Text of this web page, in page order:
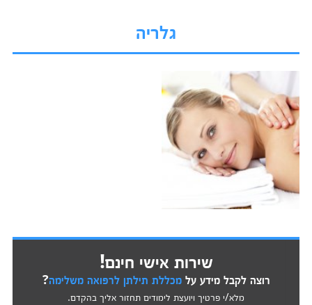
גלריה
שירות אישי חינם!
רוצה לקבל מידע עלמכללת תילתן לרפואה משלימה?
מלא/י פרטיך ויועצת לימודים תחזור אליך בהקדם.